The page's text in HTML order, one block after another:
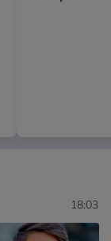
18:03